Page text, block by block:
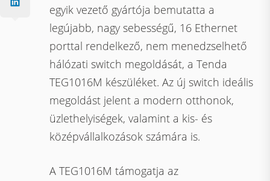
egyik vezető gyártója bemutatta a
legújabb, nagy sebességű, 16 Ethernet
porttal rendelkező, nem menedzselhető
hálózati switch megoldását, a Tenda
TEG1016M készüléket. Az új switch ideális
megoldást jelent a modern otthonok,
üzlethelyiségek, valamint a kis- és
középvállalkozások számára is.
A TEG1016M támogatja az